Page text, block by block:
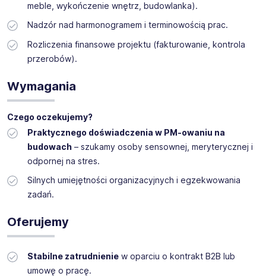
Krajowego Rejestru Agencji Zatrudnienia pod numerem
9591.
meble, wykończenie wnętrz, budowlanka).
Nadzór nad harmonogramem i terminowością prac.
Rozliczenia finansowe projektu (fakturowanie, kontrola
przerobów).
Wymagania
Czego oczekujemy?
Praktycznego doświadczenia w PM-owaniu na
budowach– szukamy osoby sensownej, meryterycznej i
odpornej na stres.
Silnych umiejętności organizacyjnych i egzekwowania
zadań.
Oferujemy
Stabilne zatrudnieniew oparciu o kontrakt B2B lub
umowę o pracę.